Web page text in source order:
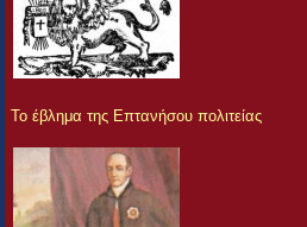
Το έβλημα της Επτανήσου πολιτείας